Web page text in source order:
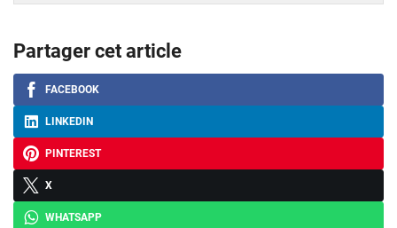
Partager cet article
FACEBOOK
LINKEDIN
PINTEREST
X
WHATSAPP